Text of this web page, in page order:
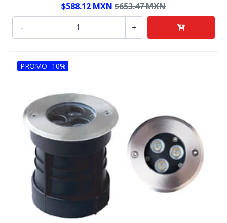
$588.12 MXN $653.47 MXN
+
-
PROMO -10%